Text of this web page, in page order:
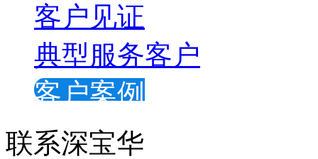
客户见证
典型服务客户
客户案例
联系深宝华